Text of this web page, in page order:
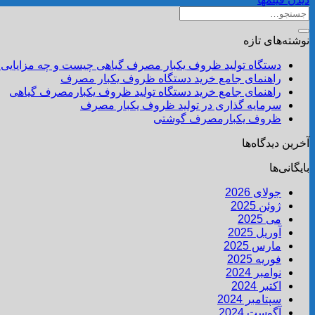
نوشته‌های تازه
دستگاه تولید ظروف یکبار مصرف گیاهی چیست و چه مزایایی
راهنمای جامع خرید دستگاه ظروف یکبار مصرف
راهنمای جامع خرید دستگاه تولید ظروف یکبارمصرف گیاهی
سرمایه گذاری در تولید ظروف یکبار مصرف
ظروف یکبارمصرف گوشتی
آخرین دیدگاه‌ها
بایگانی‌ها
جولای 2026
ژوئن 2025
می 2025
آوریل 2025
مارس 2025
فوریه 2025
نوامبر 2024
اکتبر 2024
سپتامبر 2024
آگوست 2024